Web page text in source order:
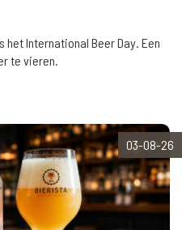
International Beer Day. Een
te vieren.
03-08-26